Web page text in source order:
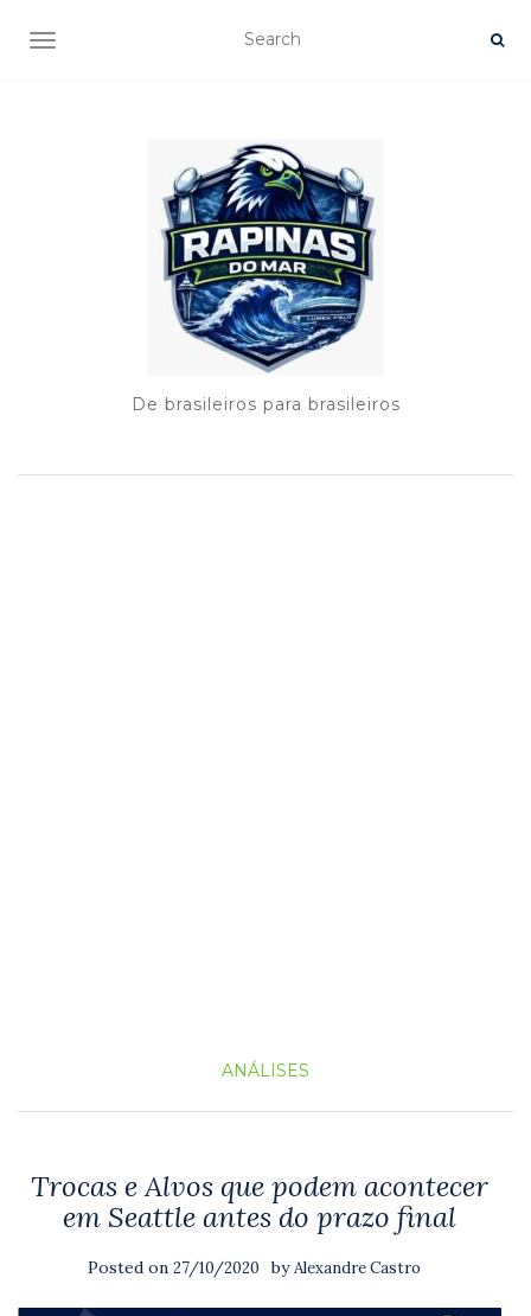
TOGGLE NAVIGATION
De brasileiros para brasileiros
ANÁLISES
Trocas e Alvos que podem acontecer
em Seattle antes do prazo final
Posted on 27/10/2020 byAlexandre Castro